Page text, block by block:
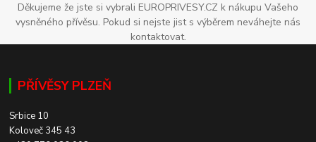
Děkujeme že jste si vybrali EUROPRIVESY.CZ k nákupu Vašeho
vysněného přívěsu. Pokud si nejste jist s výběrem neváhejte nás
kontaktovat.
PŘÍVĚSY PLZEŇ
Srbice 10
Koloveč 345 43